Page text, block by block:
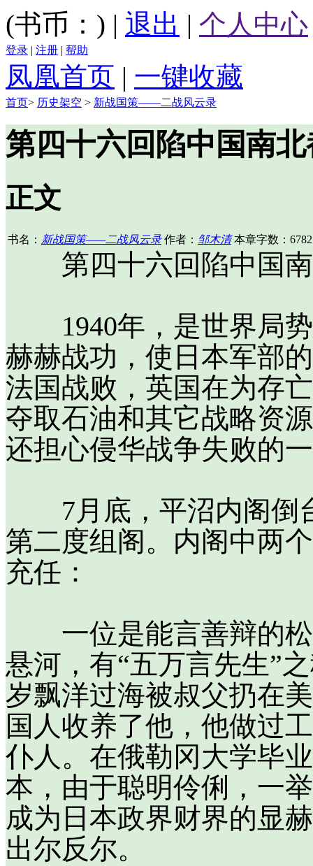
(书币：) | 退出 | 个人中心
登录 | 注册 | 帮助
凤凰首页 | 一键收藏
首页> 历史架空 > 新战国策——二战风云录
第四十六回陷中国南
正文
书名： 新战国策——二战风云录 作者： 邹木清 本章字数：6782
第四十六回陷中国南
1940年，是世界局势
赫赫战功，使日本军部
法国战败，英国在为存
夺取石油和其它战略资
还担心侵华战争失败的
7月底，平沼内阁倒
第二度组阁。内阁中两
充任：
一位是能言善辩的松
悬河，有“五万言先生”
岁飘洋过海被叔父扔在
国人收养了他，他做过
仆人。在俄勒冈大学毕
本，由于聪明伶俐，一
成为日本政界财界的显
出尔反尔。